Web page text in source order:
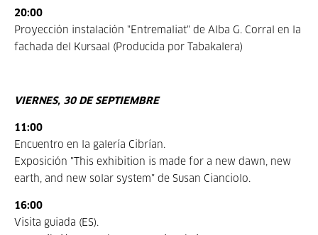
20:00
Proyección instalación "Entremaliat" de Alba G. Corral en la
fachada del Kursaal (Producida por Tabakalera)
VIERNES, 30 DE SEPTIEMBRE
11:00
Encuentro en la galería Cibrían.
Exposición "This exhibition is made for a new dawn, new
earth, and new solar system" de Susan Cianciolo.
16:00
Visita guiada (ES).